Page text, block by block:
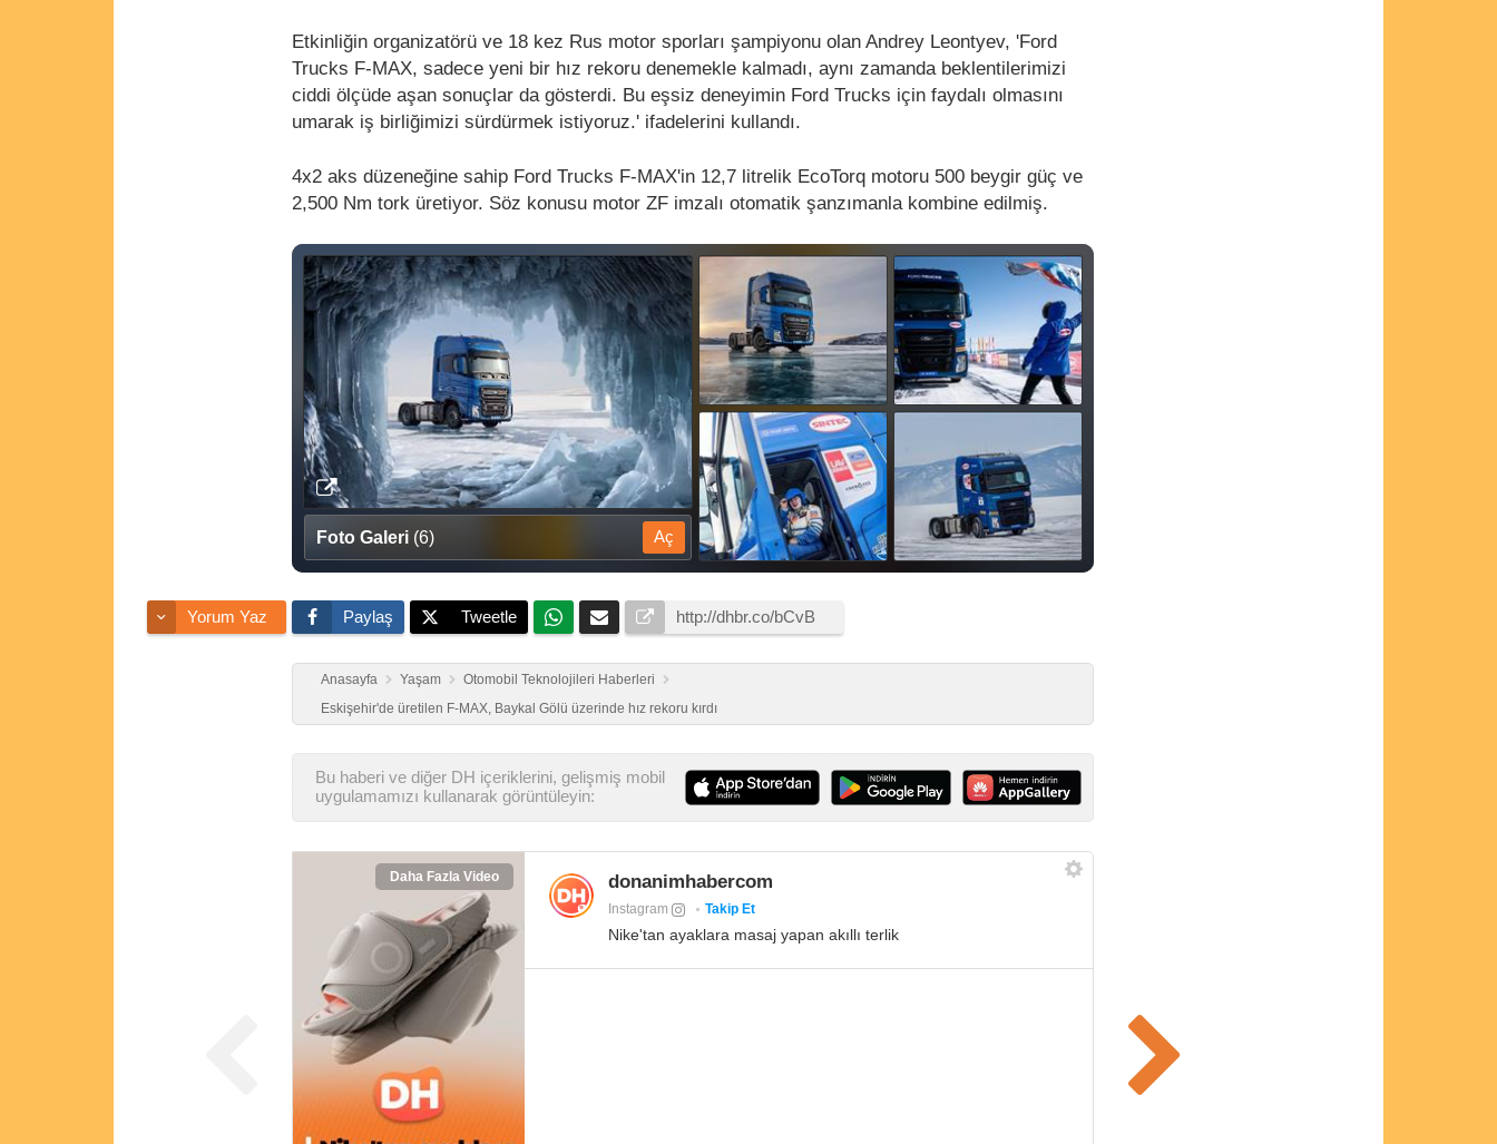
Etkinliğin organizatörü ve 18 kez Rus motor sporları şampiyonu olan Andrey Leontyev, 'Ford
Trucks F-MAX, sadece yeni bir hız rekoru denemekle kalmadı, aynı zamanda beklentilerimizi
ciddi ölçüde aşan sonuçlar da gösterdi. Bu eşsiz deneyimin Ford Trucks için faydalı olmasını
umarak iş birliğimizi sürdürmek istiyoruz.' ifadelerini kullandı.
4x2 aks düzeneğine sahip Ford Trucks F-MAX'in 12,7 litrelik EcoTorq motoru 500 beygir güç ve
2,500 Nm tork üretiyor. Söz konusu motor ZF imzalı otomatik şanzımanla kombine edilmiş.
Foto Galeri (6) Aç
Yorum Yaz Paylaş Tweetle
Anasayfa Yaşam
Otomobil Teknolojileri Haberleri
Eskişehir'de üretilen F-MAX, Baykal Gölü üzerinde hız rekoru kırdı
Bu haberi ve diğer DH içeriklerini, gelişmiş mobil
uygulamamızı kullanarak görüntüleyin:
Daha Fazla Video donanimhabercom
Instagram Takip Et
Nike'tan ayaklara masaj yapan akıllı terlik